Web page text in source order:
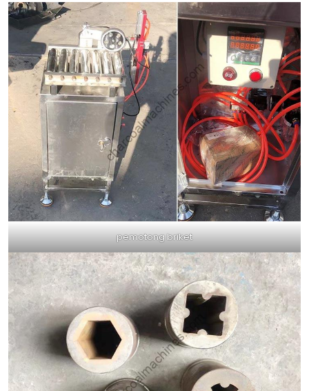
pemotong briket